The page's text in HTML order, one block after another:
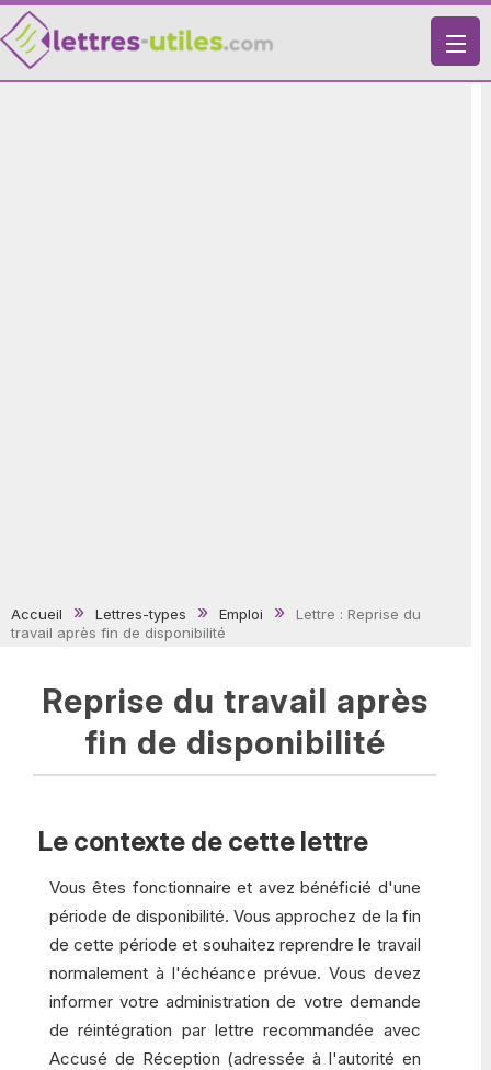
X
Accueil Lettres-types Emploi
Lettre : Reprise du
travail après fin de disponibilité
Reprise du travail après
fin de disponibilité
Le contexte de cette lettre
Vous êtes fonctionnaire et avez bénéficié d'une
période de disponibilité. Vous approchez de la fin
de cette période et souhaitez reprendre le travail
normalement à l'échéance prévue. Vous devez
informer votre administration de votre demande
de réintégration par lettre recommandée avec
Accusé de Réception (adressée à l'autorité en